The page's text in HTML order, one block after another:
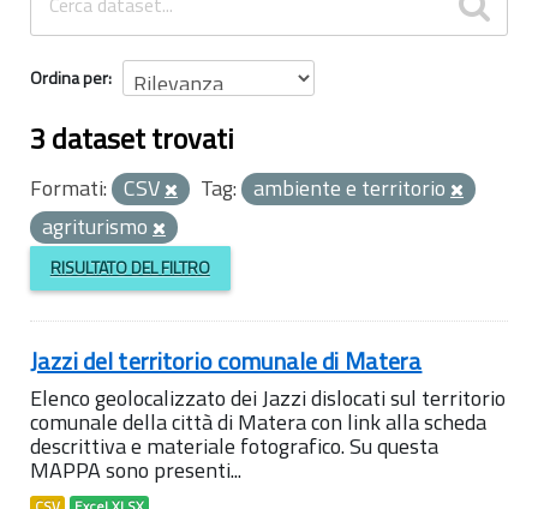
Ordina per
3 dataset trovati
Formati: CSV Tag: ambiente e territorio
agriturismo
RISULTATO DEL FILTRO
Jazzi del territorio comunale di Matera
Elenco geolocalizzato dei Jazzi dislocati sul territorio
comunale della città di Matera con link alla scheda
descrittiva e materiale fotografico. Su questa
MAPPA sono presenti...